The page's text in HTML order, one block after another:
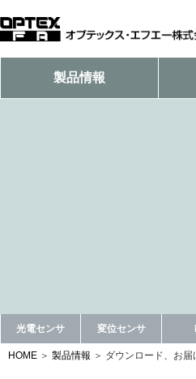
製品情報
光電センサ 変位センサ
HOME 製品情報 ダウンロード、お届